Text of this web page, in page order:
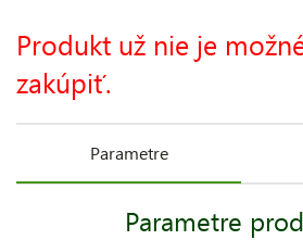
Produkt už nie je
zakúpiť.
Parametre
Parametre